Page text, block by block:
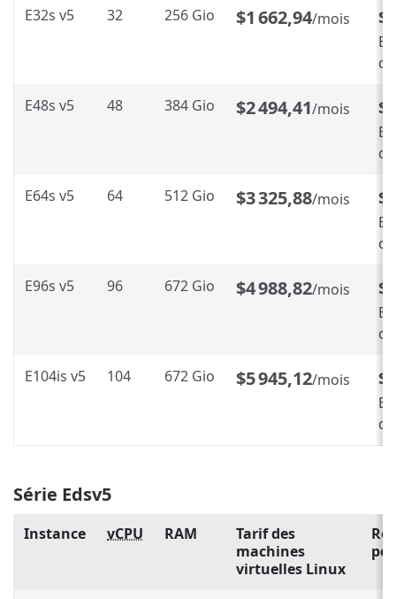
E32s v5 32 256 Gio $1 662,94/mois
E48s v5 48 384 Gio $2 494,41/mois
E64s v5 64 512 Gio $3 325,88/mois
E96s v5 96 672 Gio $4 988,82/mois
E104is v5 104 672 Gio $5 945,12/mois
Série Edsv5
Instance vCPU RAM
Tarif des
machines
virtuelles Linux